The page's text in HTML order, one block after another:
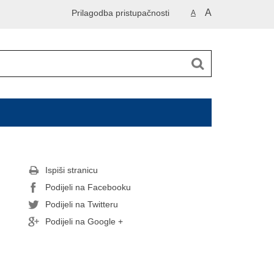
A A
Prilagodba pristupačnosti
Ispiši stranicu
Podijeli na Facebooku
Podijeli na Twitteru
Podijeli na Google +